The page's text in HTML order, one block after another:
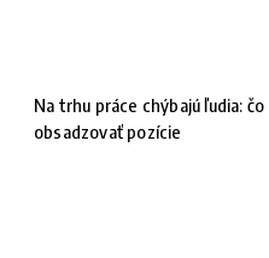
Na trhu práce chýbajú ľudia:
obsadzovať pozície